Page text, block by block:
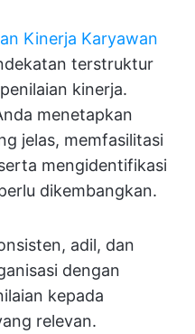
Kinerja Karyawan
terstruktur
kinerja.
menetapkan
jelas, memfasilitasi
mengidentifikasi
dikembangkan.
adil, dan
dengan
kepada
relevan.